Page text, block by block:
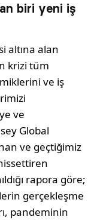
biri yeni iş
altına alan
krizi tüm
ve iş
ve
Global
ve geçtiğimiz
rapora göre;
gerçekleşme
pandeminin